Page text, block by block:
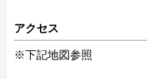
アクセス
※下記地図参照